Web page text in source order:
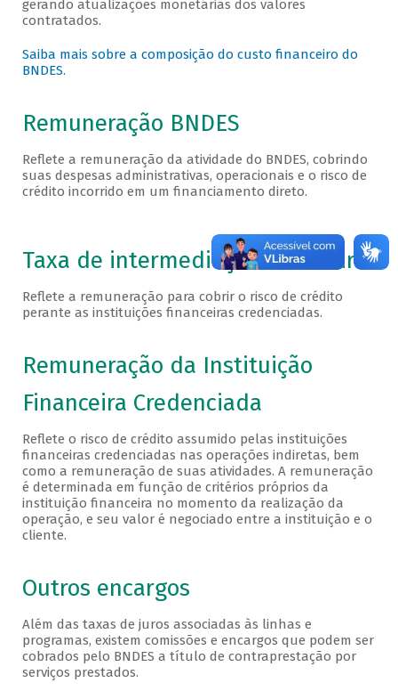
gerando atualizações monetárias dos valores
contratados.
Saiba mais sobre a composição do custo financeiro do
BNDES.
Remuneração BNDES
Reflete a remuneração da atividade do BNDES, cobrindo
suas despesas administrativas, operacionais e o risco de
crédito incorrido em um financiamento direto.
Taxa de intermediação financeira
Reflete a remuneração para cobrir o risco de crédito
perante as instituições financeiras credenciadas.
Remuneração da Instituição
Financeira Credenciada
Reflete o risco de crédito assumido pelas instituições
financeiras credenciadas nas operações indiretas, bem
como a remuneração de suas atividades. A remuneração
é determinada em função de critérios próprios da
instituição financeira no momento da realização da
operação, e seu valor é negociado entre a instituição e o
cliente.
Outros encargos
Além das taxas de juros associadas às linhas e
programas, existem comissões e encargos que podem ser
cobrados pelo BNDES a título de contraprestação por
serviços prestados.